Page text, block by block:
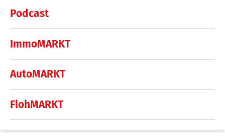
Podcast
ImmoMARKT
AutoMARKT
FlohMARKT